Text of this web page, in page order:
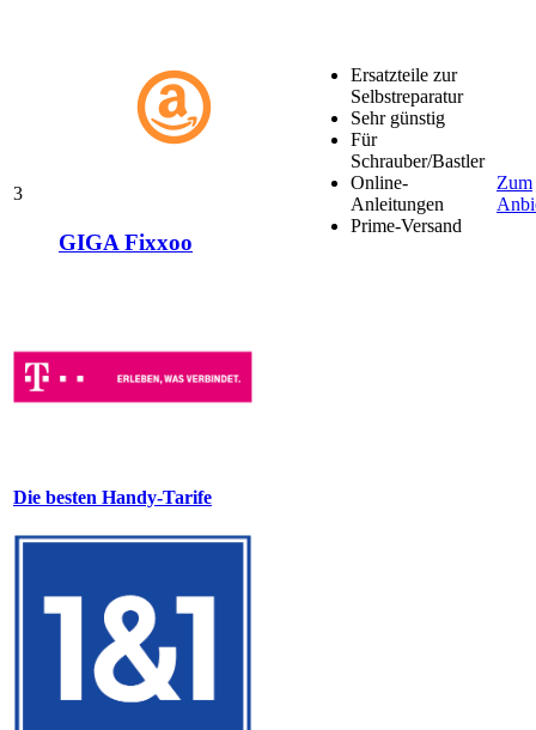
3
GIGA Fixxoo
Ersatzteile zur
Selbstreparatur
Sehr günstig
Für
Schrauber/Bastler
Online-
Anleitungen
Prime-Versand
Zum
Die besten Handy-Tarife